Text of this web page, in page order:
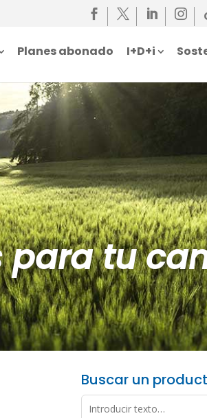
   
Planes abonado I+D+i
para tu
Buscar un